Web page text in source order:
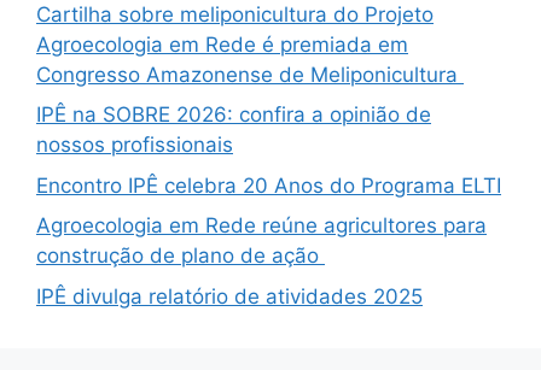
Cartilha sobre meliponicultura do Projeto
Agroecologia em Rede é premiada em
Congresso Amazonense de Meliponicultura
IPÊ na SOBRE 2026: confira a opinião de
nossos profissionais
Encontro IPÊ celebra 20 Anos do Programa ELTI
Agroecologia em Rede reúne agricultores para
construção de plano de ação
IPÊ divulga relatório de atividades 2025